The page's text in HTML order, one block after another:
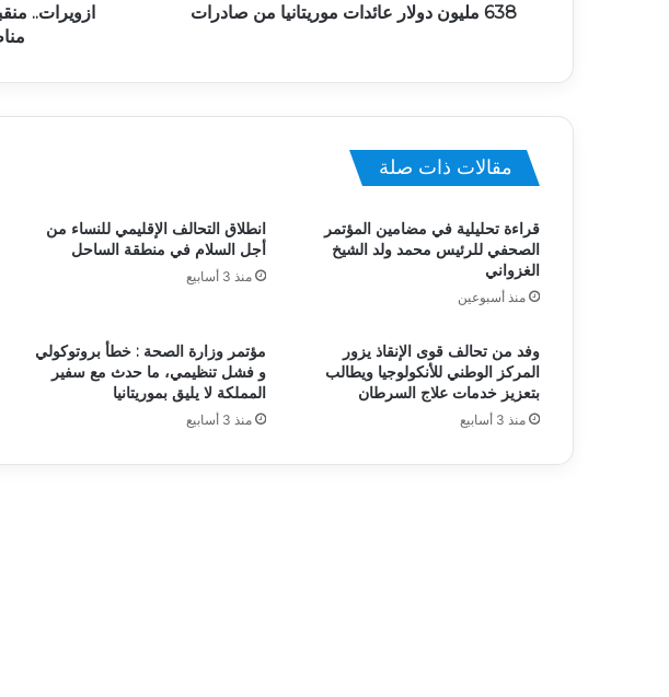
638 مليون دولار عائدات موريتانيا من صادرات
ازويرات..
مقالات ذات صلة
قراءة تحليلية في مضامين المؤتمر
الصحفي للرئيس محمد ولد الشيخ
الغزواني
منذ أسبوعين
انطلاق التحالف الإقليمي للنساء من
أجل السلام في منطقة الساحل
منذ 3 أسابيع
وفد من تحالف قوى الإنقاذ يزور
المركز الوطني للأنكولوجيا ويطالب
بتعزيز خدمات علاج السرطان
منذ 3 أسابيع
مؤتمر وزارة الصحة : خطأ بروتوكولي
و فشل تنظيمي، ما حدث مع سفير
المملكة لا يليق بموريتانيا
منذ 3 أسابيع